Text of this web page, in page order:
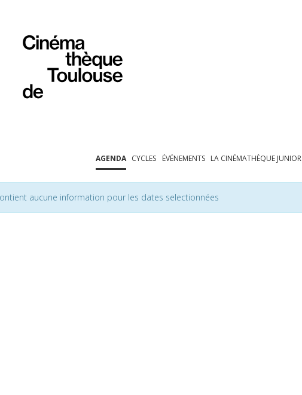
AGENDA CYCLES ÉVÉNEMENTS LA CINÉMATHÈQUE JUNIOR
aucune information pour les dates selectionnées